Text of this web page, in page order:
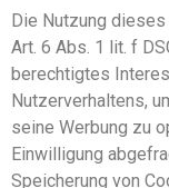
Die Nutzung
Art. 6 Abs. 1 lit. f
berechtigtes
Nutzerverhaltens,
seine Werbung zu
Einwilligung
Speicherung von